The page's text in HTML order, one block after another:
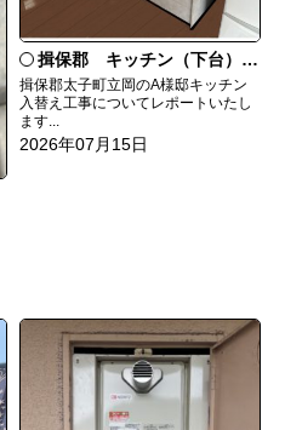
揖保郡 キッチン（下台）交換
揖保郡太子町立岡のA様邸キッチン
入替え工事についてレポートいたし
ます...
2026年07月15日